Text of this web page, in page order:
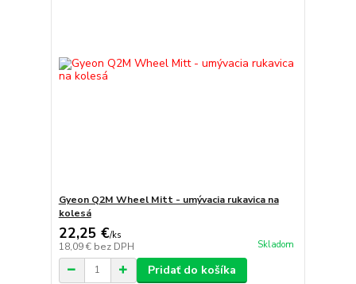
Gyeon Q2M Wheel Mitt - umývacia rukavica na
kolesá
22,25 €/ks
18,09 € bez DPH Skladom
Pridať do košíka